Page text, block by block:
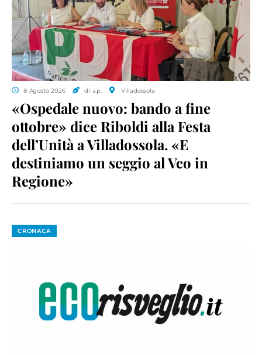
8 Agosto 2026 di a.p. Villadossola
«Ospedale nuovo: bando a fine
ottobre» dice Riboldi alla Festa
dell’Unità a Villadossola. «E
destiniamo un seggio al Vco in
Regione»
CRONACA